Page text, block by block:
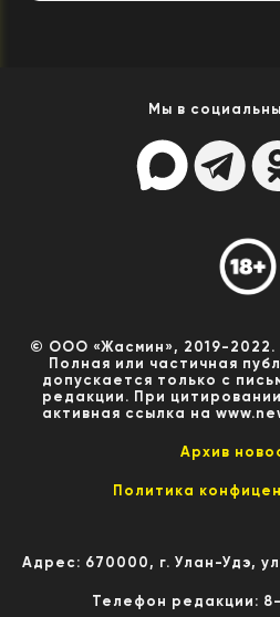
Мы в
© ООО «Жасмин», 2019-
Полная или частичная
допускается только с
редакции. При
активная ссылка на
Архив
Политика
Адрес: 670000, г. Улан-Удэ,
Телефон редакции: